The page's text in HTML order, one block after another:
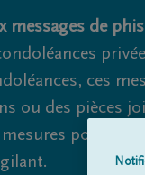
messages de
ces
ou des pièces
pour